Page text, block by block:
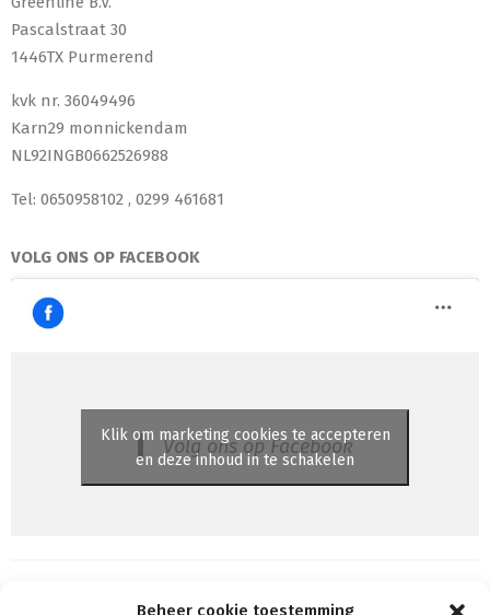
Beheer cookie toestemming
Pascalstraat 30
1446TX Purmerend
kvk nr. 36049496
Karn29 monnickendam
NL92INGB0662526988
Tel: 0650958102 , 0299 461681
VOLG ONS OP FACEBOOK
Volg ons op Facebook
Klik om marketing cookies te accepteren
en deze inhoud in te schakelen